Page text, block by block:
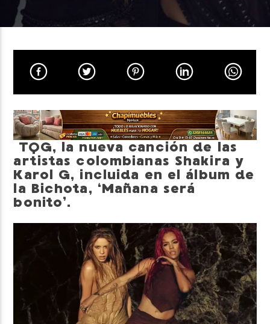
Neiva Estereo
TQG, la nueva canción de las
artistas colombianas Shakira y
Karol G, incluida en el álbum de
la Bichota, ‘Mañana será
bonito’.